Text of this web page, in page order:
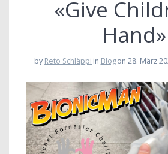
«Give
Hand»
by Reto Schläppi in Blogon 28. März